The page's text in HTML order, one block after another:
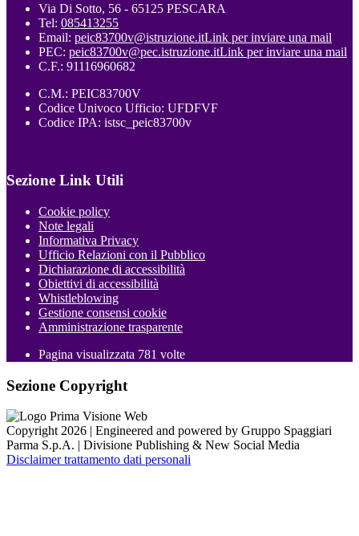
Via Di Sotto, 56 - 65125 PESCARA
Tel: 085413255
Email: peic83700v@istruzione.itLink per inviare una mail
PEC: peic83700v@pec.istruzione.itLink per inviare una mail
C.F.: 91116960682
C.M.: PEIC83700V
Codice Univoco Ufficio: UFDFVF
Codice IPA: istsc_peic83700v
Sezione Link Utili
Cookie policy
Note legali
Informativa Privacy
Ufficio Relazioni con il Pubblico
Dichiarazione di accessibilità
Obiettivi di accessibilità
Whistleblowing
Gestione consensi cookie
Amministrazione trasparente
Pagina visualizzata 781 volte
Sezione Copyright
Copyright 2026 | Engineered and powered by Gruppo Spaggiari
Parma S.p.A. | Divisione Publishing & New Social Media
Disclaimer trattamento dati personali